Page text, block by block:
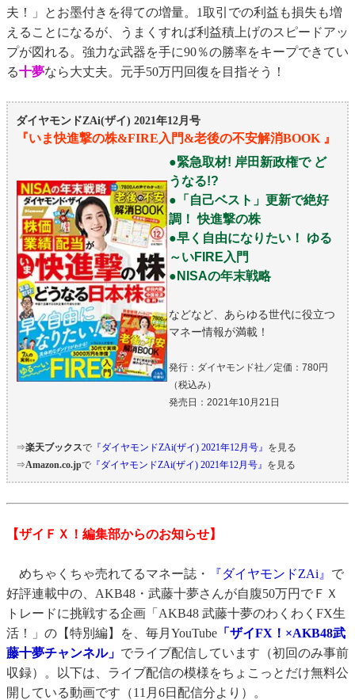
夫！」とお墨付きを得ての増量。1取引での利益も損失も増
えることになるが、うまくすれば利益積上げのスピードアッ
プが図れる。強力な武器を手に90％の勝率をキープできてい
る十夢なら大丈夫。元手50万円回復を目指そう！
ダイヤモンドZAi(ザイ) 2021年12月号
『いま快進撃の株&FIRE入門&老後の不安解消BOOK 』
●緊急取材! 岸田新政権で ど
うなる!?
●「自己ベスト」更新で絶好
調！ 快進撃の株
●早く自由になりたい！ ゆる
～いFIRE入門
●NISAの年末戦略
などなど、あらゆる世代に役立つ
マネー情報が満載！
発行：ダイヤモンド社／定価：780円
（税込み）
発売日：2021年10月21日
⇒楽天ブックスで 『ダイヤモンドZAi(ザイ) 2021年12月号』 を見る
⇒Amazon.co.jpで 『ダイヤモンドZAi(ザイ) 2021年12月号』 を見る
【ザイＦＸ！編集部からのお知らせ】
めちゃくちゃ売れてるマネー誌・ 『ダイヤモンドZAi』 で
好評連載中の、AKB48・武藤十夢さんが自腹50万円でＦＸ
トレードに挑戦する企画「AKB48 武藤十夢のわくわくFX生
活！」の【特別編】を、毎月YouTube 「ザイFX！×AKB48武
藤十夢チャンネル」 でライブ配信しています（初回のみ事前
収録）。以下は、ライブ配信の模様をちょこっとだけ無料公
開している動画です（11月6日配信分より）。